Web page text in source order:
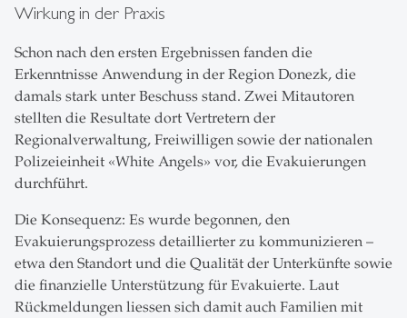
Wirkung in der Praxis
Schon nach den ersten Ergebnissen fanden die
Erkenntnisse Anwendung in der Region Donezk, die
damals stark unter Beschuss stand. Zwei Mitautoren
stellten die Resultate dort Vertretern der
Regionalverwaltung, Freiwilligen sowie der nationalen
Polizeieinheit «White Angels» vor, die Evakuierungen
durchführt.
Die Konsequenz: Es wurde begonnen, den
Evakuierungsprozess detaillierter zu kommunizieren –
etwa den Standort und die Qualität der Unterkünfte sowie
die finanzielle Unterstützung für Evakuierte. Laut
Rückmeldungen liessen sich damit auch Familien mit